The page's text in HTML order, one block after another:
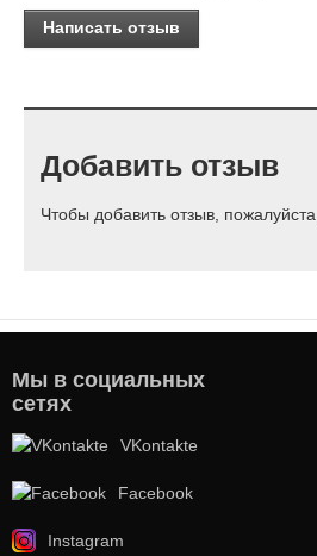
Написать отзыв
Добавить отзыв
Чтобы добавить отзыв, пожалуйста,
Мы в социальных
сетях
VKontakte
Facebook
Instagram